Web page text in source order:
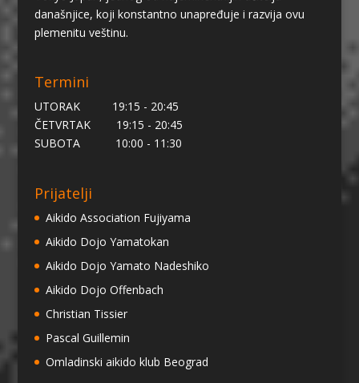
današnjice, koji konstantno unapređuje i razvija ovu
plemenitu veštinu.
Termini
UTORAK 19:15 - 20:45
ČETVRTAK 19:15 - 20:45
SUBOTA 10:00 - 11:30
Prijatelji
Aikido Association Fujiyama
Aikido Dojo Yamatokan
Aikido Dojo Yamato Nadeshiko
Aikido Dojo Offenbach
Christian Tissier
Pascal Guillemin
Omladinski aikido klub Beograd